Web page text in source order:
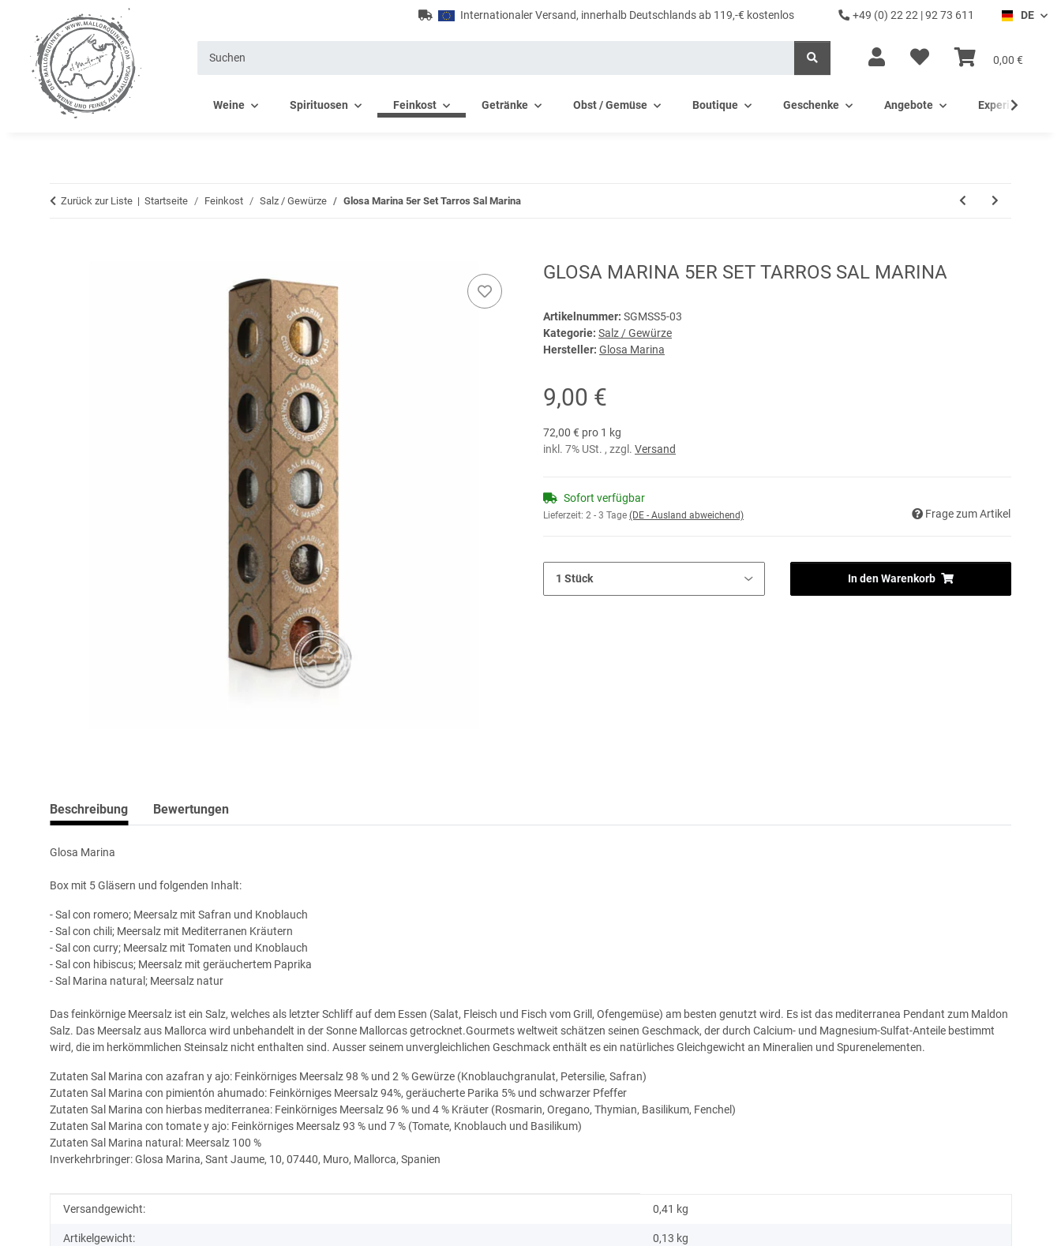
Internationaler Versand, innerhalb Deutschlands ab 119,-€ kostenlos +49 (0) 22 22 | 92 73 611 DE
0,00 €
Weine Spirituosen Feinkost Getränke Obst / Gemüse Boutique Geschenke Angebote Experience -
Zurück zur Liste Startseite Feinkost Salz / Gewürze Glosa Marina 5er Set Tarros Sal Marina
GLOSA MARINA 5ER SET TARROS SAL MARINA
Artikelnummer: SGMSS5-03
Kategorie: Salz / Gewürze
Hersteller: Glosa Marina
9,00 €
72,00 € pro 1 kg
inkl. 7% USt. , zzgl. Versand
Sofort verfügbar
Lieferzeit: 2 - 3 Tage (DE - Ausland abweichend) Frage zum Artikel
In den Warenkorb
Beschreibung Bewertungen
Glosa Marina
Box mit 5 Gläsern und folgenden Inhalt:
- Sal con romero; Meersalz mit Safran und Knoblauch
- Sal con chili; Meersalz mit Mediterranen Kräutern
- Sal con curry; Meersalz mit Tomaten und Knoblauch
- Sal con hibiscus; Meersalz mit geräuchertem Paprika
- Sal Marina natural; Meersalz natur
Das feinkörnige Meersalz ist ein Salz, welches als letzter Schliff auf dem Essen (Salat, Fleisch und Fisch vom Grill, Ofengemüse) am besten genutzt wird. Es ist das mediterranea Pendant zum Maldon
Salz. Das Meersalz aus Mallorca wird unbehandelt in der Sonne Mallorcas getrocknet.Gourmets weltweit schätzen seinen Geschmack, der durch Calcium- und Magnesium-Sulfat-Anteile bestimmt
wird, die im herkömmlichen Steinsalz nicht enthalten sind. Ausser seinem unvergleichlichen Geschmack enthält es ein natürliches Gleichgewicht an Mineralien und Spurenelementen.
Zutaten Sal Marina con azafran y ajo: Feinkörniges Meersalz 98 % und 2 % Gewürze (Knoblauchgranulat, Petersilie, Safran)
Zutaten Sal Marina con pimientón ahumado: Feinkörniges Meersalz 94%, geräucherte Parika 5% und schwarzer Pfeffer
Zutaten Sal Marina con hierbas mediterranea: Feinkörniges Meersalz 96 % und 4 % Kräuter (Rosmarin, Oregano, Thymian, Basilikum, Fenchel)
Zutaten Sal Marina con tomate y ajo: Feinkörniges Meersalz 93 % und 7 % (Tomate, Knoblauch und Basilikum)
Zutaten Sal Marina natural: Meersalz 100 %
Inverkehrbringer: Glosa Marina, Sant Jaume, 10, 07440, Muro, Mallorca, Spanien
Produkteigenschaft
Wert
Versandgewicht: 0,41 kg
Artikelgewicht: 0,13 kg